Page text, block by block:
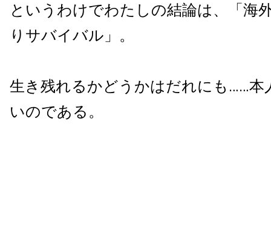
というわけでわたしの結論は、「海
りサバイバル」。
生き残れるかどうかはだれにも……本
いのである。